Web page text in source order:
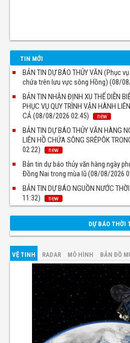
TIN MỚI
BẢN TIN DỰ BÁO THỦY VĂN (Phục
chứa trên lưu vực sông Hồng) (08/
BẢN TIN NHẬN ĐỊNH XU THẾ DIỄN
PHỤC VỤ QUY TRÌNH VẬN HÀNH
CẢ (08/08/2026 02:45)
new
BẢN TIN DỰ BÁO THỦY VĂN HÀNG
LIÊN HỒ CHỨA SÔNG SRÊPÔK
02:22)
new
Bản tin dự báo thủy văn hàng ngày
Đồng Nai trong mùa lũ (08/08/2026
BẢN TIN DỰ BÁO NGUỒN NƯỚC
11:32)
new
DỰ BÁO THỜI
VỆ TINH RADAR MÔ HÌNH BẢN ĐỒ